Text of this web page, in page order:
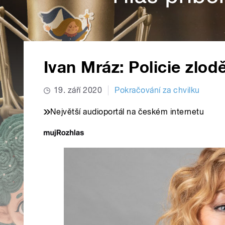
Ivan Mráz: Policie
19. září 2020 Pokračování za chvilku
Největší audioportál na českém internetu